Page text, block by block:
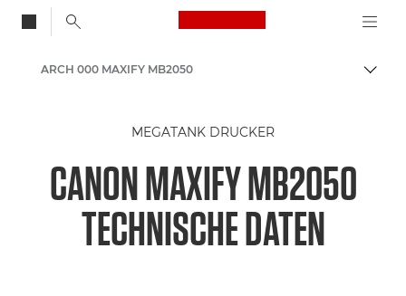
Canon Logo, back
Auf
Tintenstrahldrucker für das Büro - Inkjet
ARCH 000 MAXIFY MB2050
MEGATANK DRUCKER
CANON MAXIFY MB2050
TECHNISCHE DATEN